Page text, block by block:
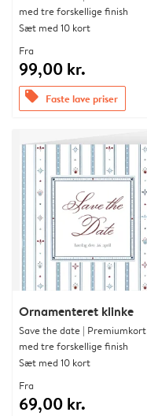
med tre forskellige finish
Sæt med 10 kort
Fra
99,00 kr.
offers Faste lave priser
Ornamenteret klinke
Save the date | Premiumkort
med tre forskellige finish
Sæt med 10 kort
Fra
69,00 kr.